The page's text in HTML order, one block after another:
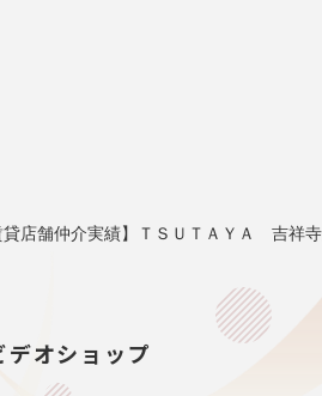
貸店舗仲介実績】ＴＳＵＴＡＹＡ 吉祥
オショップ